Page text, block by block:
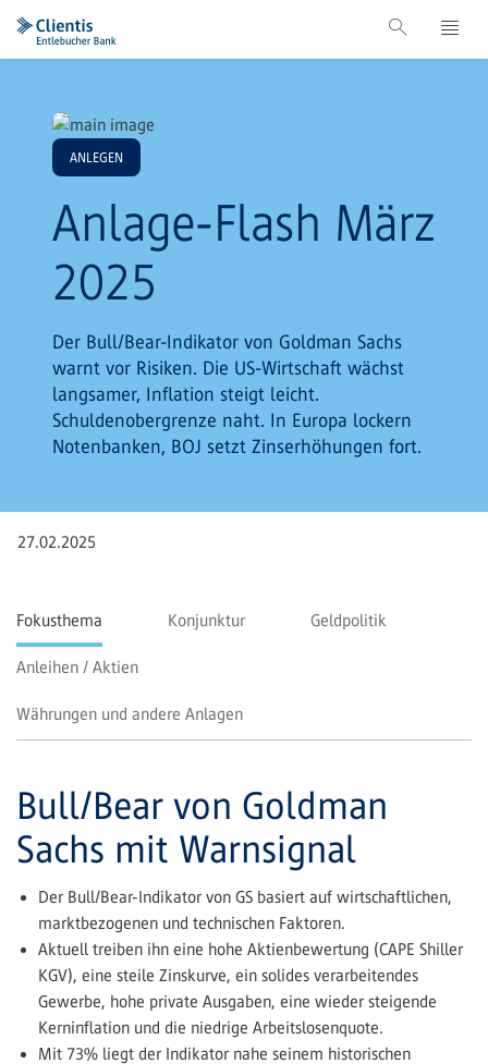
ANLEGEN
Anlage-Flash März
2025
Der Bull/Bear-Indikator von Goldman Sachs
warnt vor Risiken. Die US-Wirtschaft wächst
langsamer, Inflation steigt leicht.
Schuldenobergrenze naht. In Europa lockern
Notenbanken, BOJ setzt Zinserhöhungen fort.
27.02.2025
Fokusthema Konjunktur Geldpolitik
Anleihen / Aktien
Währungen und andere Anlagen
Bull/Bear von Goldman
Sachs mit Warnsignal
Der Bull/Bear-Indikator von GS basiert auf wirtschaftlichen,
marktbezogenen und technischen Faktoren.
Aktuell treiben ihn eine hohe Aktienbewertung (CAPE Shiller
KGV), eine steile Zinskurve, ein solides verarbeitendes
Gewerbe, hohe private Ausgaben, eine wieder steigende
Kerninflation und die niedrige Arbeitslosenquote.
Mit 73% liegt der Indikator nahe seinem historischen